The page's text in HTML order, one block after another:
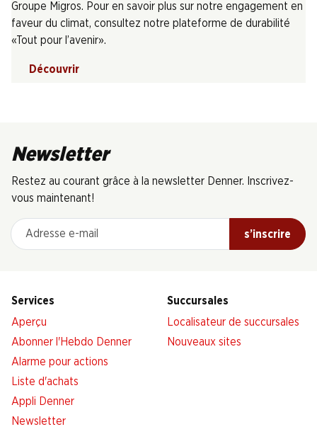
Groupe Migros. Pour en savoir plus sur notre engagement en
faveur du climat, consultez notre plateforme de durabilité
«Tout pour l’avenir».
Découvrir
Newsletter
Restez au courant grâce à la newsletter Denner. Inscrivez-
vous maintenant!
Adresse e-mail
s’inscrire
Services
Aperçu
Abonner l'Hebdo Denner
Alarme pour actions
Liste d'achats
Appli Denner
Newsletter
Succursales
Localisateur de succursales
Nouveaux sites